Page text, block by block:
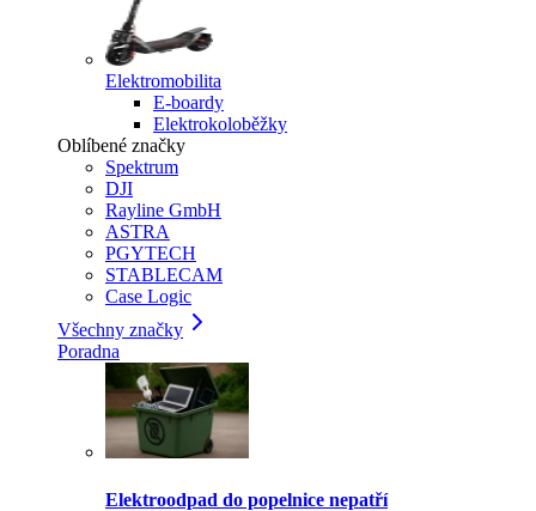
Elektromobilita
E-boardy
Elektrokoloběžky
Oblíbené značky
Spektrum
DJI
Rayline GmbH
ASTRA
PGYTECH
STABLECAM
Case Logic
Všechny značky
Poradna
Elektroodpad do popelnice nepatří